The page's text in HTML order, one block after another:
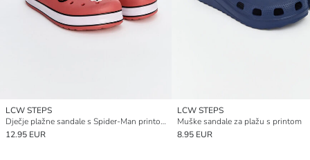
LCW STEPS
Dječje plažne sandale s Spider-Man printom
12.95 EUR
LCW STEPS
Muške sandale za plažu s printom
8.95 EUR